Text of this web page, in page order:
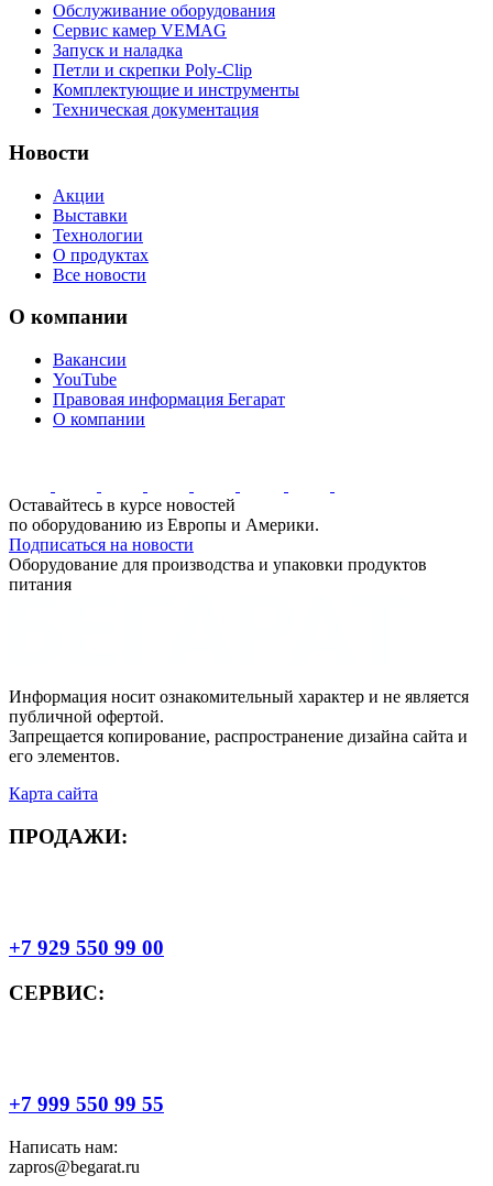
Обслуживание оборудования
Сервис камер VEMAG
Запуск и наладка
Петли и скрепки Poly-Clip
Комплектующие и инструменты
Техническая документация
Новости
Акции
Выставки
Технологии
О продуктах
Все новости
О компании
Вакансии
YouTube
Правовая информация Бегарат
О компании
Оставайтесь в курсе новостей
по оборудованию из Европы и Америки.
Подписаться на новости
Оборудование для производства и упаковки продуктов
питания
Информация носит ознакомительный характер и не является
публичной офертой.
Запрещается копирование, распространение дизайна сайта и
его элементов.
Карта сайта
ПРОДАЖИ:
+7 929 550 99 00
СЕРВИС:
+7 999 550 99 55
Написать нам:
zapros@begarat.ru